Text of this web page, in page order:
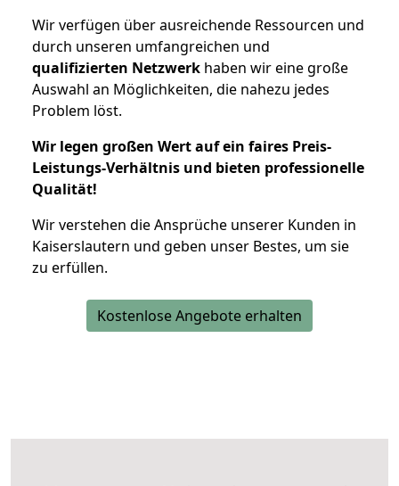
Wir verfügen über ausreichende Ressourcen und
durch unseren umfangreichen und
qualifizierten Netzwerk haben wir eine große
Auswahl an Möglichkeiten, die nahezu jedes
Problem löst.
Wir legen großen Wert auf ein faires Preis-
Leistungs-Verhältnis und bieten professionelle
Qualität!
Wir verstehen die Ansprüche unserer Kunden in
Kaiserslautern und geben unser Bestes, um sie
zu erfüllen.
Kostenlose Angebote erhalten